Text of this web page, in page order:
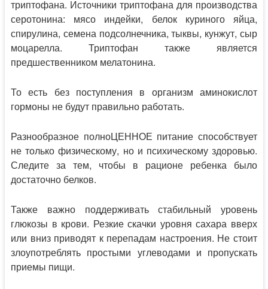
триптофана. Источники триптофана для производства
серотонина: мясо индейки, белок куриного яйца,
спирулина, семена подсолнечника, тыквы, кунжут, сыр
моцарелла. Триптофан также является
предшественником мелатонина.
То есть без поступления в организм аминокислот
гормоны не будут правильно работать.
Разнообразное полноЦЕННОЕ питание способствует
не только физическому, но и психическому здоровью.
Следите за тем, чтобы в рационе ребенка было
достаточно белков.
Также важно поддерживать стабильный уровень
глюкозы в крови. Резкие скачки уровня сахара вверх
или вниз приводят к перепадам настроения. Не стоит
злоупотреблять простыми углеводами и пропускать
приемы пищи.